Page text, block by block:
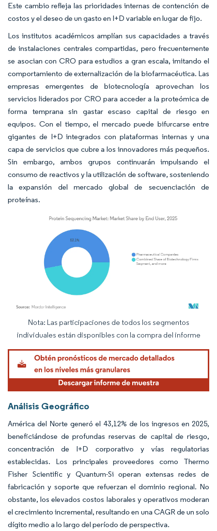
Este cambio refleja las prioridades internas de contención de
costos y el deseo de un gasto en I+D variable en lugar de fijo.
Los institutos académicos amplían sus capacidades a través
de instalaciones centrales compartidas, pero frecuentemente
se asocian con CRO para estudios a gran escala, imitando el
comportamiento de externalización de la biofarmacéutica. Las
empresas emergentes de biotecnología aprovechan los
servicios liderados por CRO para acceder a la proteómica de
forma temprana sin gastar escaso capital de riesgo en
equipos. Con el tiempo, el mercado puede bifurcarse entre
gigantes de I+D integrados con plataformas internas y una
capa de servicios que cubre a los innovadores más pequeños.
Sin embargo, ambos grupos continuarán impulsando el
consumo de reactivos y la utilización de software, sosteniendo
la expansión del mercado global de secuenciación de
proteínas.
Imagen © Mordor Intelligence. El uso requiere atribución según CC BY 4.0.
Nota: Las participaciones de todos los segmentos
individuales están disponibles con la compra del informe
Análisis Geográfico
América del Norte generó el 43,12% de los ingresos en 2025,
beneficiándose de profundas reservas de capital de riesgo,
concentración de I+D corporativo y vías regulatorias
establecidas. Los principales proveedores como Thermo
Fisher Scientific y Quantum-Si operan extensas redes de
fabricación y soporte que refuerzan el dominio regional. No
obstante, los elevados costos laborales y operativos moderan
el crecimiento incremental, resultando en una CAGR de un solo
dígito medio a lo largo del período de perspectiva.